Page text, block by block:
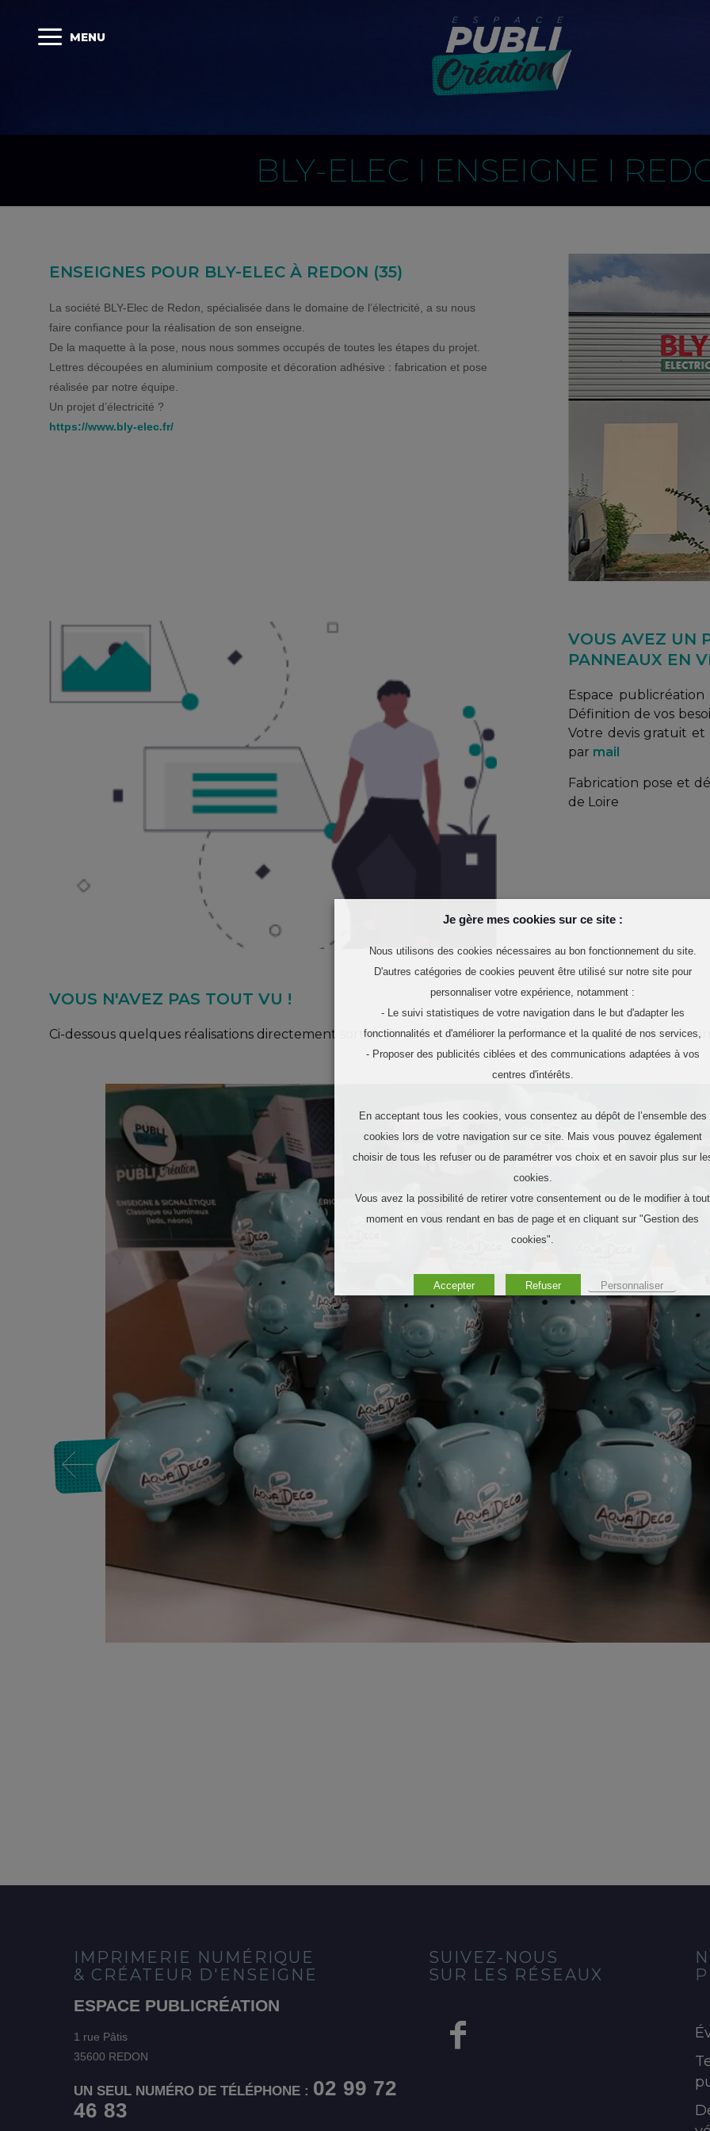
MENU
BLY-ELEC I ENSEIGNE I
ENSEIGNES POUR BLY-ELEC À REDON (35)
La société BLY-Elec de Redon, spécialisée dans le domaine de l’électricité, a su nous
faire confiance pour la réalisation de son enseigne.
De la maquette à la pose, nous nous sommes occupés de toutes les étapes du projet.
Lettres découpées en aluminium composite et décoration adhésive : fabrication et pose
réalisée par notre équipe.
Un projet d’électricité ?
https://www.bly-elec.fr/
VOUS AVEZ UN
PANNEAUX EN
Espace
Définition de vos
Votre devis gratuit et
par mail
Fabrication pose et
de Loire
VOUS N'AVEZ PAS TOUT VU !
Ci-dessous quelques réalisations directement sorties de nos studios. Autres références sur simple
IMPRIMERIE NUMÉRIQUE
& CRÉATEUR D'ENSEIGNE
ESPACE PUBLICRÉATION
1 rue Pâtis
35600 REDON
UN SEUL NUMÉRO DE TÉLÉPHONE : 02 99 72
46 83
SUIVEZ-NOUS
SUR LES RÉSEAUX
Je gère mes cookies sur ce site :
Nous utilisons des cookies nécessaires au bon fonctionnement du site.
D'autres catégories de cookies peuvent être utilisé sur notre site pour
personnaliser votre expérience, notamment :
- Le suivi statistiques de votre navigation dans le but d'adapter les
fonctionnalités et d'améliorer la performance et la qualité de nos services,
- Proposer des publicités ciblées et des communications adaptées à vos
centres d'intérêts.
En acceptant tous les cookies, vous consentez au dépôt de l’ensemble des
cookies lors de votre navigation sur ce site. Mais vous pouvez également
choisir de tous les refuser ou de paramétrer vos choix et en savoir plus sur
cookies.
Vous avez la possibilité de retirer votre consentement ou de le modifier à tout
moment en vous rendant en bas de page et en cliquant sur "Gestion des
cookies".
Accepter Refuser Personnaliser